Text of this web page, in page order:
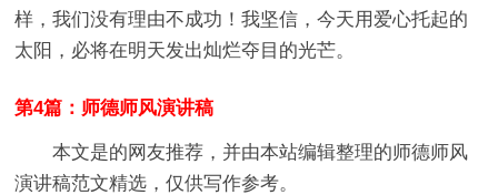
样，我们没有理由不成功！我坚信，今天用爱心托起的
太阳，必将在明天发出灿烂夺目的光芒。
第4篇：师德师风演讲稿
本文是的网友推荐，并由本站编辑整理的师德师风
演讲稿范文精选，仅供写作参考。